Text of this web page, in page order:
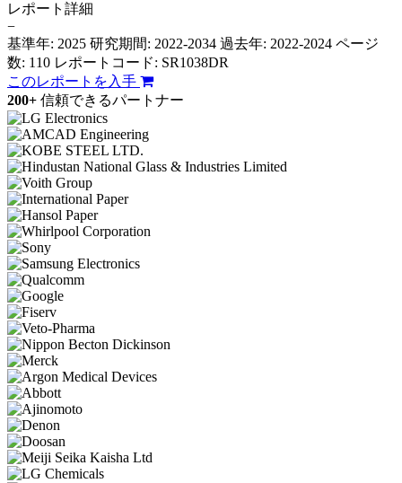
レポート詳細
−
基準年: 2025 研究期間: 2022-2034 過去年: 2022-2024 ページ
数: 110 レポートコード: SR1038DR
このレポートを入手
200+ 信頼できるパートナー